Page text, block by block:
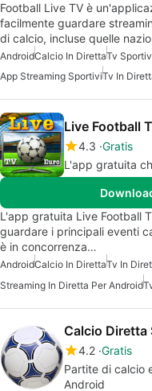
Football Live TV è
facilmente guardare
di calcio, incluse quelle
AndroidCalcio In DirettaTv
App Streaming SportiviTv In
Live Football
4.3 Gratis
L'app gratuita
L'app gratuita Live Football
guardare i principali eventi
è in concorrenza…
AndroidCalcio In DirettaTv In
Streaming In Diretta Per Android
Calcio Diretta
4.2 Gratis
Partite di calcio
Android